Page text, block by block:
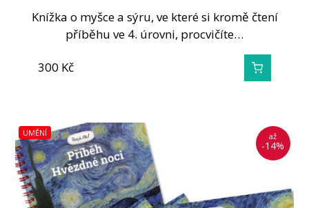
Knížka o myšce a sýru, ve které si kromě čtení
příběhu ve 4. úrovni, procvičíte…
300 Kč
až
-14%
UMĚNÍ